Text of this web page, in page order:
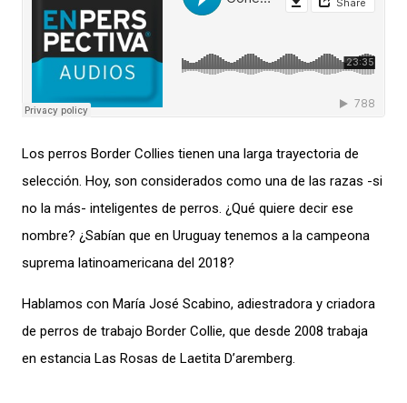
Los perros Border Collies tienen una larga trayectoria de
selección. Hoy, son considerados como una de las razas -si
no la más- inteligentes de perros. ¿Qué quiere decir ese
nombre? ¿Sabían que en Uruguay tenemos a la campeona
suprema latinoamericana del 2018?
Hablamos con María José Scabino, adiestradora y criadora
de perros de trabajo Border Collie, que desde 2008 trabaja
en estancia Las Rosas de Laetita D’aremberg.